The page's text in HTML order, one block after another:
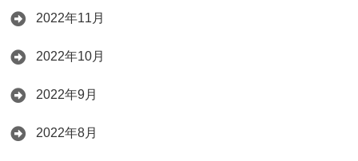
2022年11月
2022年10月
2022年9月
2022年8月